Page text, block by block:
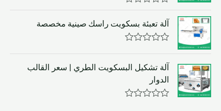
0
o
u
t
o
f
5
R
a
t
e
0
o
u
t
f
آلة تعبئة بسكويت راسك صينية مخصصة
t
e
d
0
o
آلة تشكيل البسكويت الطري | سعر القالب
الدوار